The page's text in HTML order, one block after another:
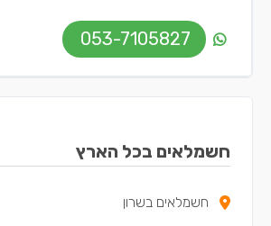
053-7105827
חשמלאים בכל הארץ
חשמלאים בשרון